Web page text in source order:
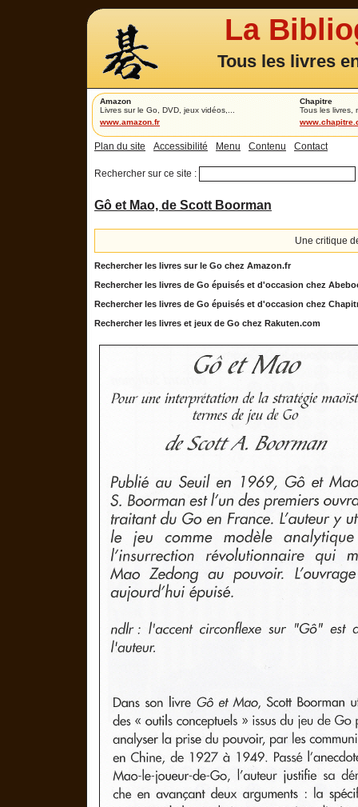
La
Tous les livres
Amazon
Livres sur le Go, DVD, jeux vidéos,...
www.amazon.fr
Chapitre
Tous les livres,
Plan du site Accessibilité Menu Contenu Contact
Rechercher sur ce site :
Gô et Mao, de Scott Boorman
Une critique
Rechercher les livres sur le Go chez Amazon.fr
Rechercher les livres de Go épuisés et d'occasion chez
Rechercher les livres de Go épuisés et d'occasion chez
Rechercher les livres et jeux de Go chez Rakuten.com